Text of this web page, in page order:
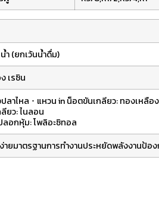
น้ำ (ยกเว้นน้ำดื่ม)
เรซิน
ลาไหล ･ แหวน in น็อตขันเกลียว: ทองเหลือง
ยว: ไนลอน
ลอกหุ้ม: โพลิอะซิทอล
ายมาตรฐานการทำงานประหยัดพลังงานป้อ